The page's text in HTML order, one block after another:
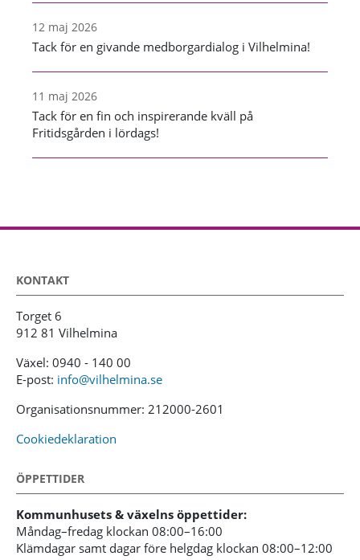
12 maj 2026
Tack för en givande medborgardialog i Vilhelmina!
11 maj 2026
Tack för en fin och inspirerande kväll på
Fritidsgården i lördags!
KONTAKT
Torget 6
912 81 Vilhelmina
Växel: 0940 - 140 00
E-post: info@vilhelmina.se
Organisationsnummer: 212000-2601
Cookiedeklaration
ÖPPETTIDER
Kommunhusets & växelns öppettider:
Måndag–fredag klockan 08:00–16:00
Klämdagar samt dagar före helgdag klockan 08:00–12:00